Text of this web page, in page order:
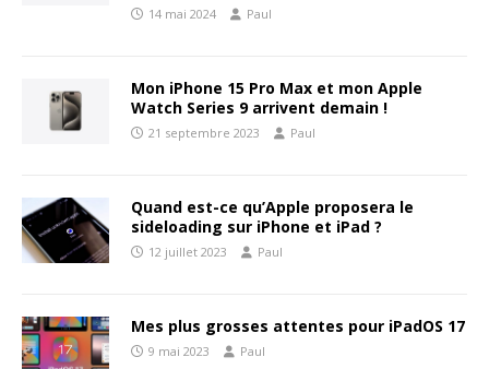
14 mai 2024 Paul
Mon iPhone 15 Pro Max et mon Apple
Watch Series 9 arrivent demain !
21 septembre 2023 Paul
Quand est-ce qu’Apple proposera le
sideloading sur iPhone et iPad ?
12 juillet 2023 Paul
Mes plus grosses attentes pour iPadOS 17
9 mai 2023 Paul